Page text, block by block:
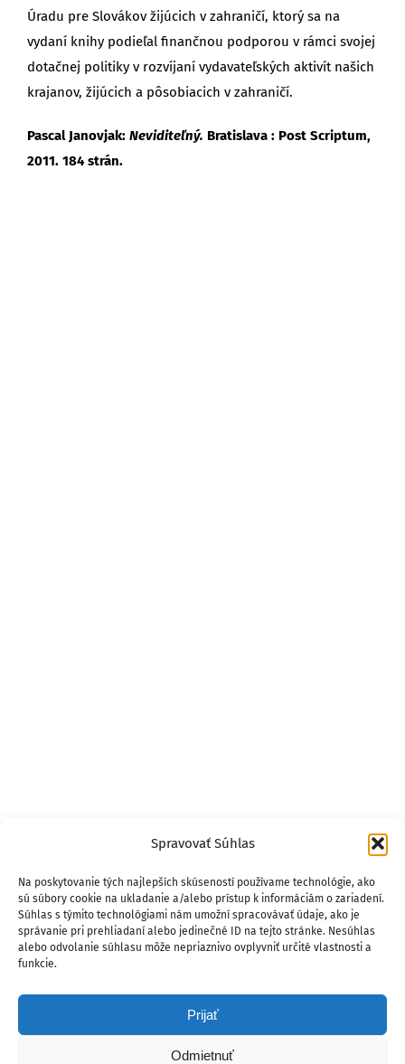
Spravovať Súhlas
Na poskytovanie tých najlepších skúseností používame technológie, ako
sú súbory cookie na ukladanie a/alebo prístup k informáciám o zariadení.
Súhlas s týmito technológiami nám umožní spracovávať údaje, ako je
správanie pri prehliadaní alebo jedinečné ID na tejto stránke. Nesúhlas
alebo odvolanie súhlasu môže nepriaznivo ovplyvniť určité vlastnosti a
funkcie.
Prijať
Odmietnuť
Úradu pre Slovákov žijúcich v zahraničí, ktorý sa na
vydaní knihy podieľal finančnou podporou v rámci svojej
dotačnej politiky v rozvíjaní vydavateľských aktivít našich
krajanov, žijúcich a pôsobiacich v zahraničí.
Pascal Janovjak: Neviditeľný. Bratislava : Post Scriptum,
2011. 184 strán.